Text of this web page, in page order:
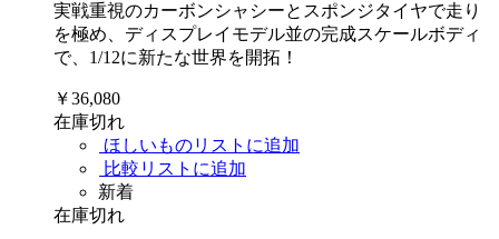
実戦重視のカーボンシャシーとスポンジタイヤで走り
を極め、ディスプレイモデル並の完成スケールボディ
で、1/12に新たな世界を開拓！
￥36,080
在庫切れ
ほしいものリストに追加
比較リストに追加
新着
在庫切れ